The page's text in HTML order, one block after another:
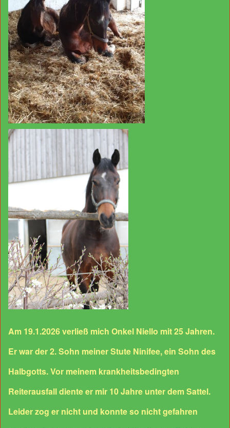
Am 19.1.2026 verließ mich Onkel Niello mit 25 Jahren.
Er war der 2. Sohn meiner Stute Ninifee, ein Sohn des
Halbgotts. Vor meinem krankheitsbedingten
Reiterausfall diente er mir 10 Jahre unter dem Sattel.
Leider zog er nicht und konnte so nicht gefahren